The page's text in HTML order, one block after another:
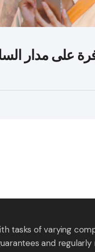
على مدار
tasks of varying
and